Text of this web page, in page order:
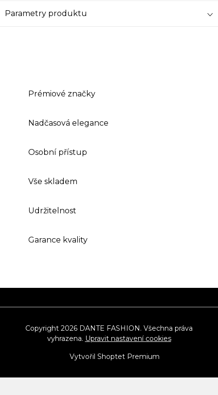
Parametry produktu
Prémiové značky
Nadčasová elegance
Osobní přístup
Vše skladem
Udržitelnost
Garance kvality
á
í
Vytvořil Shoptet Premium
Copyright 2026 DANTE FASHION. Všechna práva
vyhrazena. Upravit nastavení cookies